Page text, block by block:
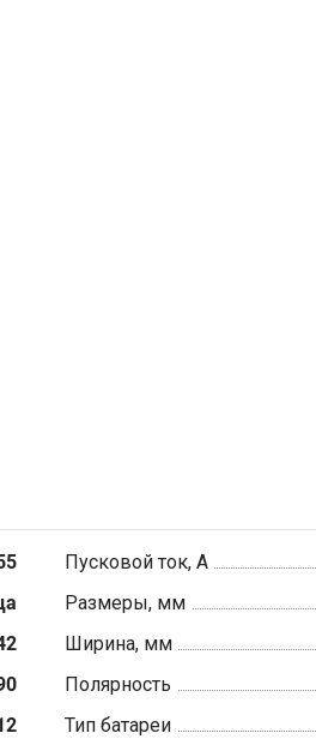
Пусковой ток, А
Размеры, мм
Ширина, мм
Полярность
Тип батареи